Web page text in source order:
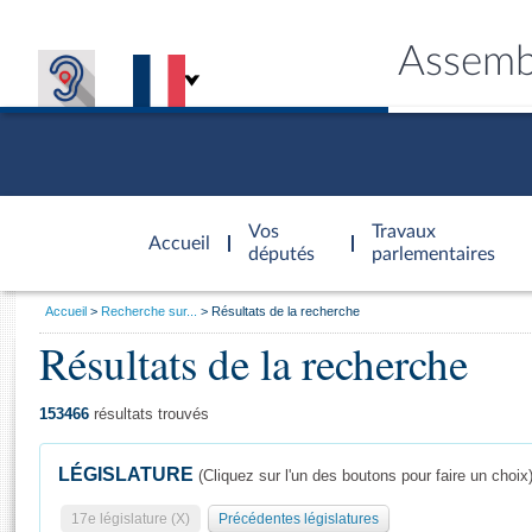
Accueil
d'accueil
Vos
députés
Travaux
parlementaires
Général
Vous
Accueil Recherche sur... Résultats de la recherche
Résultats de la recherche
153466 résultats trouvés
LÉGISLATURE (Cliquez sur l'un des boutons pour faire un choix)
17e législature (X) Précédentes législatures